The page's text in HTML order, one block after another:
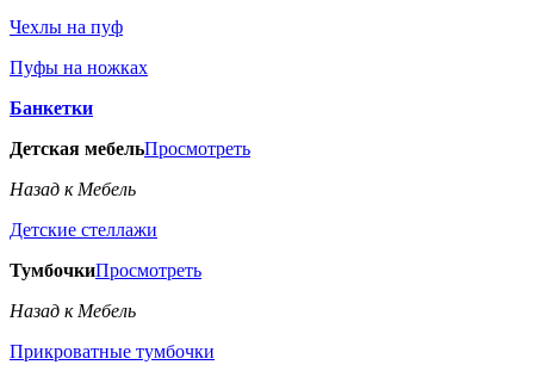
Чехлы на пуф
Пуфы на ножках
Банкетки
Детская мебельПросмотреть
Назад к Мебель
Детские стеллажи
ТумбочкиПросмотреть
Назад к Мебель
Прикроватные тумбочки